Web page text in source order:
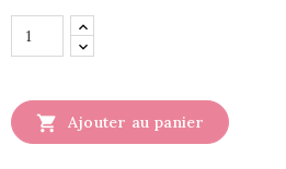
 Ajouter au panier